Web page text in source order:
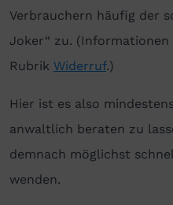
Verbrauchern häufig der
Joker“ zu.
Rubrik Widerruf.)
Hier ist es also
anwaltlich beraten zu
demnach möglichst
wenden.